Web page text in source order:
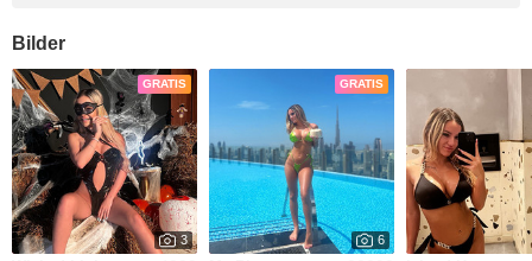
Bilder
GRATIS
3
GRATIS
6